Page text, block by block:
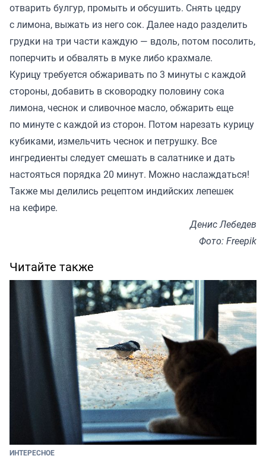
отварить булгур, промыть и обсушить. Снять цедру
с лимона, выжать из него сок. Далее надо разделить
грудки на три части каждую — вдоль, потом посолить,
поперчить и обвалять в муке либо крахмале.
Курицу требуется обжаривать по 3 минуты с каждой
стороны, добавить в сковородку половину сока
лимона, чеснок и сливочное масло, обжарить еще
по минуте с каждой из сторон. Потом нарезать курицу
кубиками, измельчить чеснок и петрушку. Все
ингредиенты следует смешать в салатнике и дать
настояться порядка 20 минут. Можно наслаждаться!
Также мы делились рецептом индийских лепешек
на кефире.
Денис Лебедев
Фото: Freepik
Читайте также
ИНТЕРЕСНОЕ